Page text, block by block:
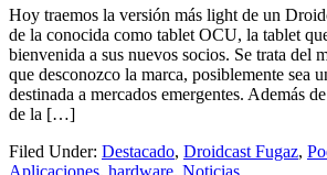
Hoy traemos la versión más light de un
de la conocida como tablet OCU, la tablet
bienvenida a sus nuevos socios. Se trata del
que desconozco la marca, posiblemente sea
destinada a mercados emergentes. Además
de la […]
Filed Under: Destacado, Droidcast Fugaz,
Aplicaciones, hardware, Noticias